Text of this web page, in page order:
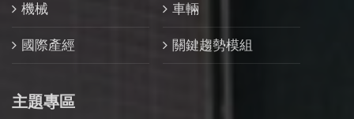
機械 車輛
國際產經 關鍵趨勢模組
主題專區